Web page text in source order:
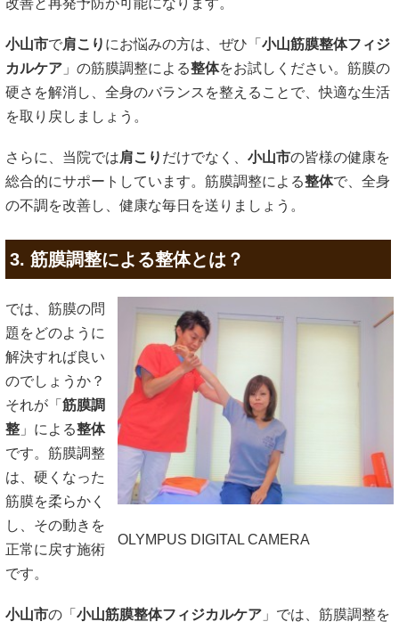
小山市で肩こり にお悩みの方は、ぜひ「 小山筋膜整体フィジ
カルケア 」の筋膜調整による整体をお試しください。筋膜の
硬さを解消し、全身のバランスを整えることで、快適な生活
を取り戻しましょう。
さらに、当院では肩こり だけでなく、 小山市の皆様の健康を
総合的にサポートしています。筋膜調整による整体で、全身
の不調を改善し、健康な毎日を送りましょう。
3. 筋膜調整による整体とは？
OLYMPUS DIGITAL CAMERA
では、筋膜の問
題をどのように
解決すれば良い
のでしょうか？
それが「 筋膜調
整 」による整体
です。筋膜調整
は、硬くなった
筋膜を柔らかく
し、その動きを
正常に戻す施術
です。
小山市の「 小山筋膜整体フィジカルケア 」では、筋膜調整を